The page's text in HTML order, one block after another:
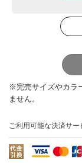
ご利用可能な決済サー